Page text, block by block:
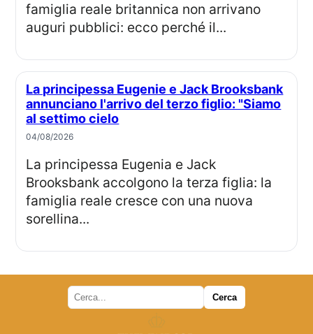
famiglia reale britannica non arrivano
auguri pubblici: ecco perché il...
La principessa Eugenie e Jack Brooksbank
annunciano l'arrivo del terzo figlio: "Siamo
al settimo cielo
04/08/2026
La principessa Eugenia e Jack
Brooksbank accolgono la terza figlia: la
famiglia reale cresce con una nuova
sorellina...